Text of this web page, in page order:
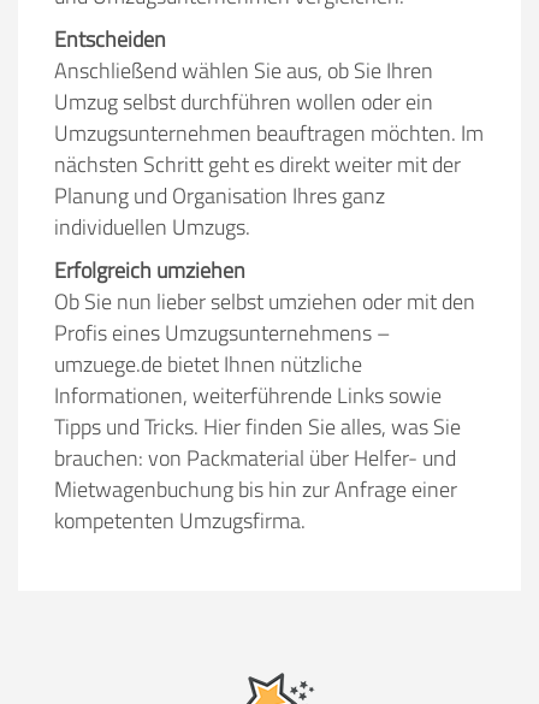
Entscheiden
Anschließend wählen Sie aus, ob Sie Ihren
Umzug selbst durchführen wollen oder ein
Umzugsunternehmen beauftragen möchten. Im
nächsten Schritt geht es direkt weiter mit der
Planung und Organisation Ihres ganz
individuellen Umzugs.
Erfolgreich umziehen
Ob Sie nun lieber selbst umziehen oder mit den
Profis eines Umzugsunternehmens –
umzuege.de bietet Ihnen nützliche
Informationen, weiterführende Links sowie
Tipps und Tricks. Hier finden Sie alles, was Sie
brauchen: von Packmaterial über Helfer- und
Mietwagenbuchung bis hin zur Anfrage einer
kompetenten Umzugsfirma.